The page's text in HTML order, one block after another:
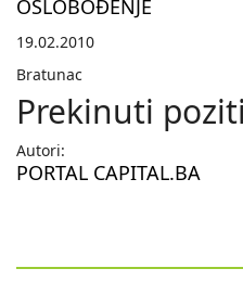
OSLOBOĐENJE
19.02.2010
Bratunac
Prekinuti
Autori:
PORTAL CAPITAL.BA